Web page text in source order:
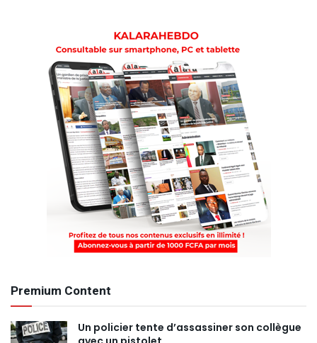
Premium Content
Un policier tente d’assassiner son collègue